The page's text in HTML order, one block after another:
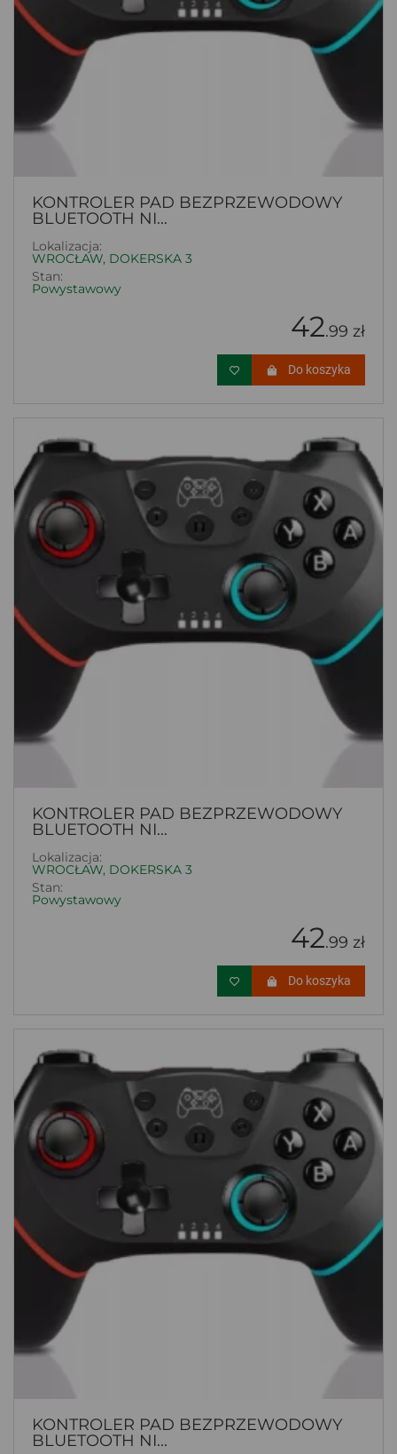
KONTROLER PAD BEZPRZEWODOWY
BLUETOOTH NI...
Lokalizacja:
WROCŁAW, DOKERSKA 3
Stan:
Powystawowy
42.99 zł
Do koszyka
KONTROLER PAD BEZPRZEWODOWY
BLUETOOTH NI...
Lokalizacja:
WROCŁAW, DOKERSKA 3
Stan:
Powystawowy
42.99 zł
Do koszyka
KONTROLER PAD BEZPRZEWODOWY
BLUETOOTH NI...